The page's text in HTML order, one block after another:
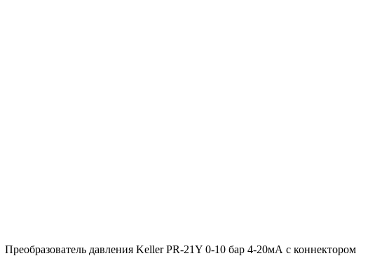
Преобразователь давления Keller PR-21Y 0-10 бар 4-20мА с коннектором